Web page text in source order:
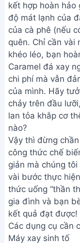
kết hợp hoàn hảo
độ mát lạnh của
của cà phê (nếu
quên. Chỉ cần vài
khéo léo, bạn
Caramel đá xay
chi phí mà vẫn
của mình. Hãy
chảy trên đầu
lan tỏa khắp cơ
nào?
Vậy thì đừng
công thức chế
giản mà chúng
vài bước thực
thức uống “thần
gia đình và bạn
kết quả đạt được!
Các dụng cụ cần
Máy xay sinh tố